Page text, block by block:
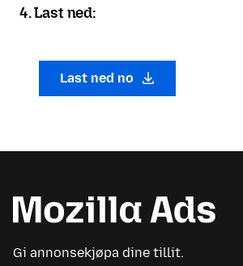
4. Last ned:
Last ned no
Gi annonsekjøpa dine tillit.